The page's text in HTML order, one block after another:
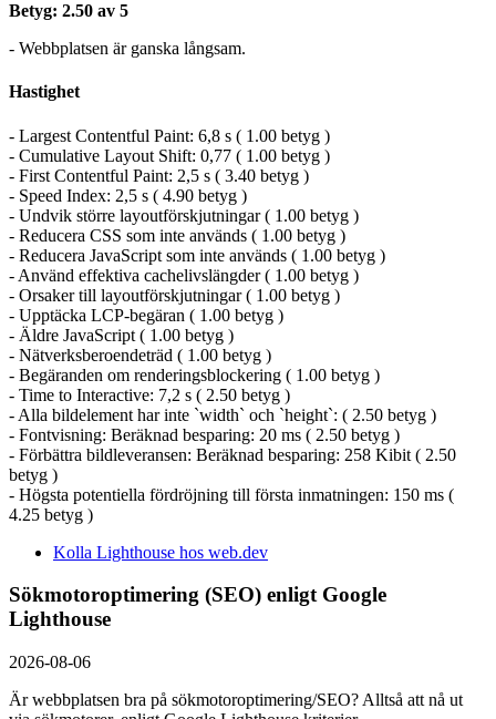
Betyg: 2.50 av 5
- Webbplatsen är ganska långsam.
Hastighet
- Largest Contentful Paint: 6,8 s ( 1.00 betyg )
- Cumulative Layout Shift: 0,77 ( 1.00 betyg )
- First Contentful Paint: 2,5 s ( 3.40 betyg )
- Speed Index: 2,5 s ( 4.90 betyg )
- Undvik större layoutförskjutningar ( 1.00 betyg )
- Reducera CSS som inte används ( 1.00 betyg )
- Reducera JavaScript som inte används ( 1.00 betyg )
- Använd effektiva cachelivslängder ( 1.00 betyg )
- Orsaker till layoutförskjutningar ( 1.00 betyg )
- Upptäcka LCP-begäran ( 1.00 betyg )
- Äldre JavaScript ( 1.00 betyg )
- Nätverksberoendeträd ( 1.00 betyg )
- Begäranden om renderingsblockering ( 1.00 betyg )
- Time to Interactive: 7,2 s ( 2.50 betyg )
- Alla bildelement har inte `width` och `height`: ( 2.50 betyg )
- Fontvisning: Beräknad besparing: 20 ms ( 2.50 betyg )
- Förbättra bildleveransen: Beräknad besparing: 258 Kibit ( 2.50
betyg )
- Högsta potentiella fördröjning till första inmatningen: 150 ms (
4.25 betyg )
Kolla Lighthouse hos web.dev
Sökmotoroptimering (SEO) enligt Google
Lighthouse
2026-08-06
Är webbplatsen bra på sökmotoroptimering/SEO? Alltså att nå ut